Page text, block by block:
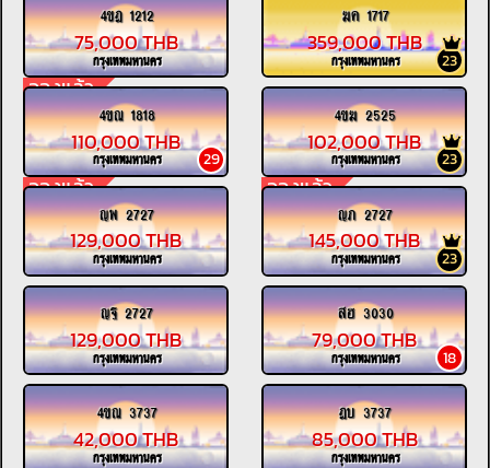
4ขฎ 1212
จองแล้ว
75,000 THB
กรุงเทพมหานคร
ฆค 1717
23
359,000 THB
กรุงเทพมหานคร
4ขณ 1818
จองแล้ว
29
110,000 THB
กรุงเทพมหานคร
4ขฆ 2525
จองแล้ว
23
102,000 THB
กรุงเทพมหานคร
ญพ 2727
129,000 THB
กรุงเทพมหานคร
ญภ 2727
23
145,000 THB
กรุงเทพมหานคร
ญฐ 2727
129,000 THB
กรุงเทพมหานคร
สฮ 3030
18
79,000 THB
กรุงเทพมหานคร
4ขณ 3737
42,000 THB
กรุงเทพมหานคร
ฎบ 3737
85,000 THB
กรุงเทพมหานคร